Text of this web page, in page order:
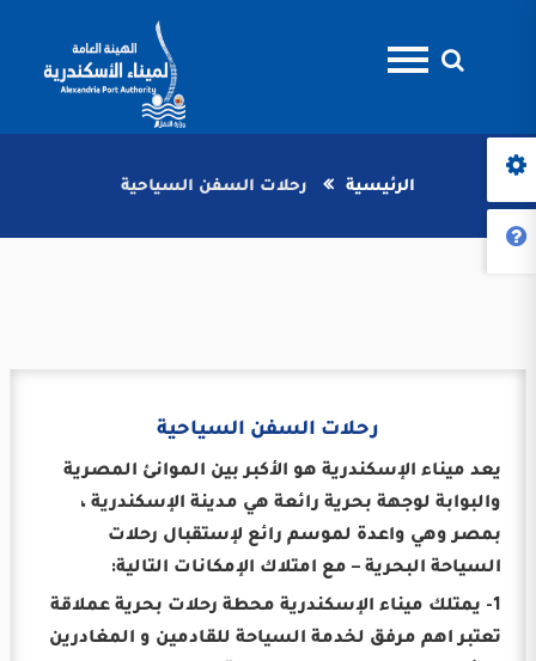
الرئيسية رحلات السفن السياحية
رحلات السفن السياحية
يعد ميناء الإسكندرية هو الأكبر بين الموانئ المصرية
والبوابة لوجهة بحرية رائعة هي مدينة الإسكندرية ،
بمصر وهي واعدة لموسم رائع لإستقبال رحلات
السياحة البحرية – مع امتلاك الإمكانات التالية:
1- يمتلك ميناء الإسكندرية محطة رحلات بحرية عملاقة
تعتبر اهم مرفق لخدمة السياحة للقادمين و المغادرين